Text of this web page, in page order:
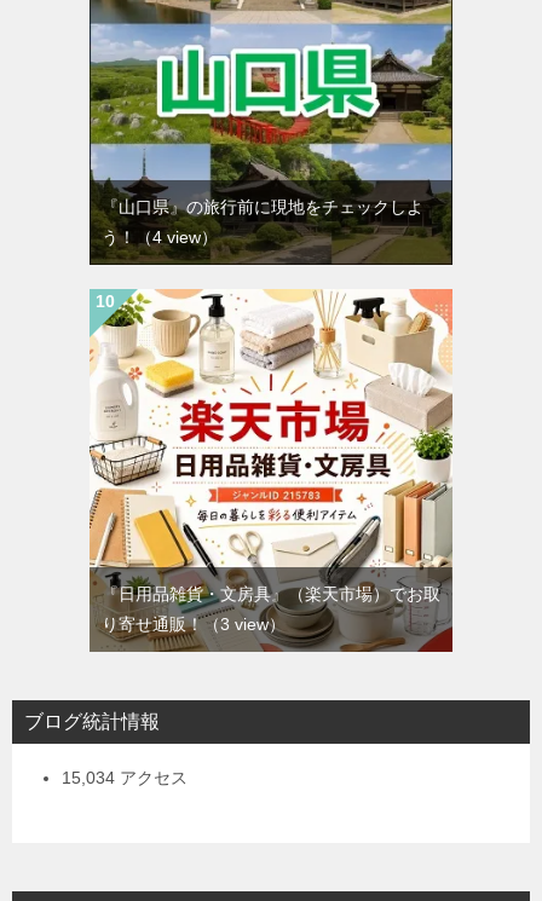
『山口県』の旅行前に現地をチェックしよ
う！
（4 view）
『日用品雑貨・文房具』（楽天市場）でお取
り寄せ通販！（3 view）
ブログ統計情報
15,034 アクセス